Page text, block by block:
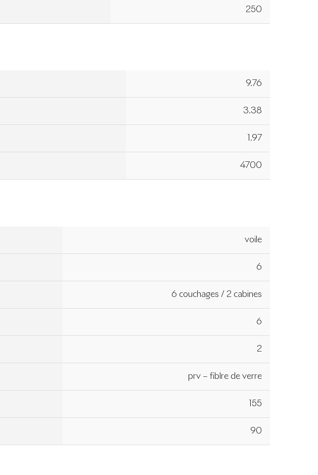
250
9.76
3.38
1.97
4700
voile
6
6 couchages / 2 cabines
6
2
prv – fiblre de verre
155
90